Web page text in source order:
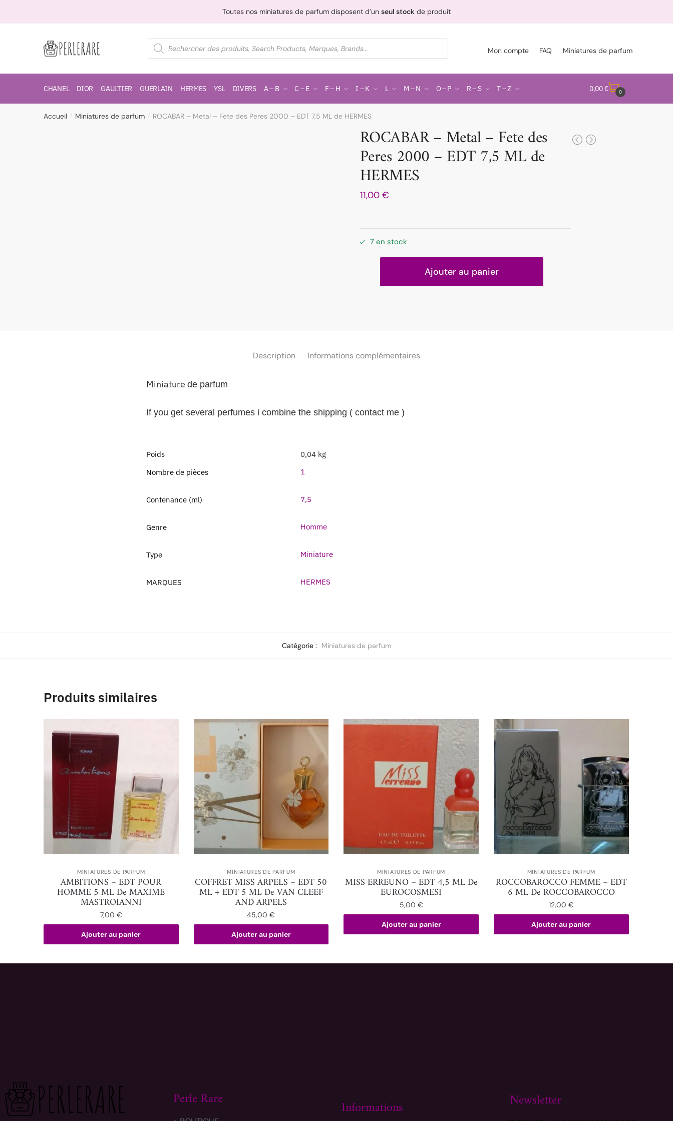
Toutes nos miniatures de parfum disposent d’un seul stock de produit
Mon compte FAQ Miniatures de parfum
CHANEL DIOR GAULTIER GUERLAIN HERMES YSL DIVERS A – B C – E F – H I – K L M – N O – P R – S T – Z 0,00 € 0
Accueil / Miniatures de parfum / ROCABAR – Metal – Fete des Peres 2000 – EDT 7,5 ML de HERMES
ROCABAR – Metal – Fete des
Peres 2000 – EDT 7,5 ML de
HERMES
11,00 €
7 en stock
Ajouter au panier
Description Informations complémentaires
Miniaturede parfum
If you get several perfumes i combine the shipping ( contact me )
Poids
0,04 kg
Nombre de pièces
1
Contenance (ml) 7,5
Genre Homme
Type Miniature
MARQUES HERMES
Catégorie : Miniatures de parfum
Produits similaires
MINIATURES DE PARFUM
AMBITIONS – EDT POUR
HOMME 5 ML De MAXIME
MASTROIANNI
7,00 €
Ajouter au panier
MINIATURES DE PARFUM
COFFRET MISS ARPELS – EDT 50
ML + EDT 5 ML De VAN CLEEF
AND ARPELS
45,00€
Ajouter au panier
MINIATURES DE PARFUM
MISS ERREUNO – EDT 4,5 ML De
EUROCOSMESI
5,00 €
Ajouter au panier
MINIATURES DE PARFUM
ROCCOBAROCCO FEMME – EDT
6 ML De ROCCOBAROCCO
12,00 €
Ajouter au panier
Perle Rare Informations Newsletter